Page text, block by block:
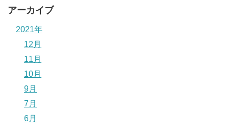
アーカイブ
2021年
12月
11月
10月
9月
7月
6月